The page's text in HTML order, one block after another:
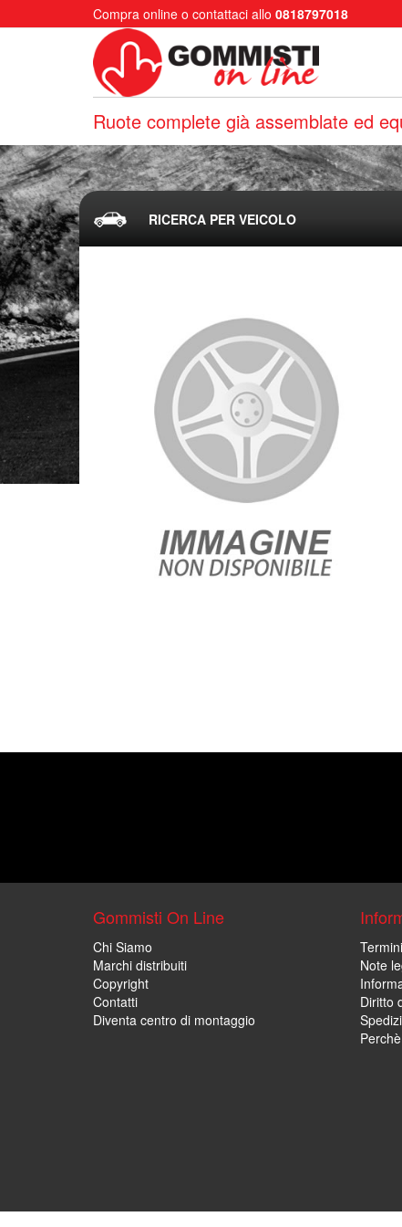
Compra online o contattaci allo 0818797018
Ruote complete già assemblate ed
RICERCA PER VEICOLO
Gommisti On Line
Chi Siamo
Marchi distribuiti
Copyright
Contatti
Diventa centro di montaggio
Note
Diritto